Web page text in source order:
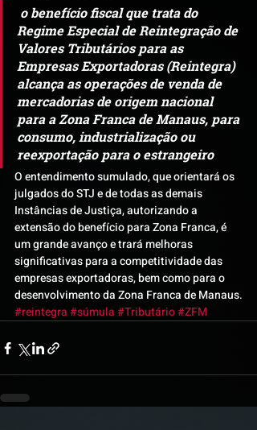
o benefício fiscal que trata do
Regime Especial de Reintegração de
Valores Tributários para as
Empresas Exportadoras (Reintegra)
alcança as operações de venda de
mercadorias de origem nacional
para a Zona Franca de Manaus, para
consumo, industrialização ou
reexportação para o estrangeiro
O entendimento sumulado, que orientará os
julgados do STJ e de todas as demais
Instâncias de Justiça, autorizando a
extensão do benefício para Zona Franca, é
um grande avanço e trará melhoras
significativas para a competitividade das
empresas exportadoras, bem como para o
desenvolvimento da Zona Franca de Manaus.
#reintegra#súmula#Tributário#ZFM